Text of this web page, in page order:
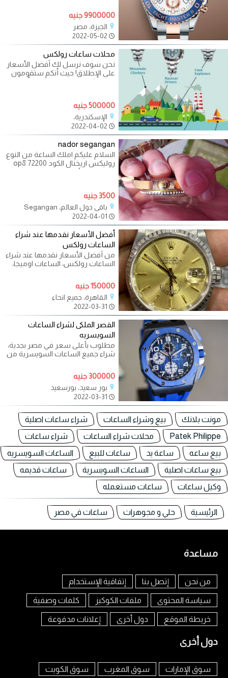
9900000 جنيه
الجيزة، مصر
محلات ساعات رولكس
نحن سوف نرسل لك أفضل الأسعار
على الإطلاق! حيث أنكم ستقومون
ببيع وشراء من خلال فروعنا أو مكاتبنا
500000 جنيه
الإسكندرية،
nador segangan
السلام عليكم املك الساعة من النوع
روليكس اريخنال الكود op8 72200
من يهمه الأمر يتصل بنا على الوتساب
3500 جنيه
باقي دول العالم، Segangan
أفضل الأسعار نقدمها عند شراء
الساعات رولكس
من أفضل الأسعار نقدمها عند شراء
الساعات رولكس، الساعات اوميجا،
ساعات برتلينغ، ساعات كارتير،
150000 جنيه
القاهرة، جميع انحاء
القصر الملكى لشراء الساعات
السويسريه
مطلوب بأعلى سعر في مصر بجدية،
شراء جميع الساعات السويسرية من
كل الموديلات. وخصوصا الرولكس.
أي حالة
300000 جنيه
بور سعيد، بورسعيد
مونت بلانك بيع وشراء الساعات
شراء ساعات اصلية
Patek Philippe
محلات شراء الساعات
شراء ساعات
بيع ساعه
ساعة يد ساعات للبيع
الساعات السويسريه
بيع ساعات اصلية
الساعات السويسرية
ساعات قديمه
وكيل ساعات
ساعات مستعمله
الرئيسية حلي و مجوهرات ساعات في مصر
مساعدة
من نحن إتصل بنا إتفاقية الإستخدام
سياسة المحتوى ملفات الكوكيز كلمات وصفية
خريطة الموقع دول أخرى إعلانات مدفوعة
دول أخرى
سوق الإمارات سوق المغرب سوق الكويت